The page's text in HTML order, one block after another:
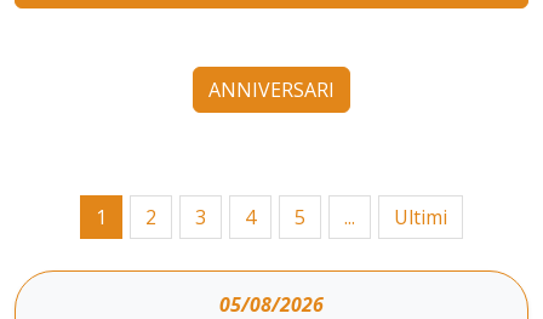
ANNIVERSARI
1 2 3 4 5 ... Ultimi
05/08/2026